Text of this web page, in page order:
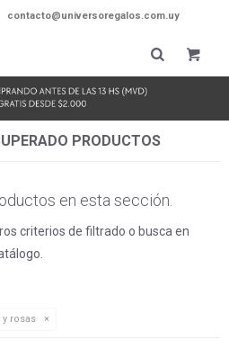
contacto@universoregalos.com.uy
PRODUCTOS
en esta sección.
criterios de filtrado o busca en
rosas